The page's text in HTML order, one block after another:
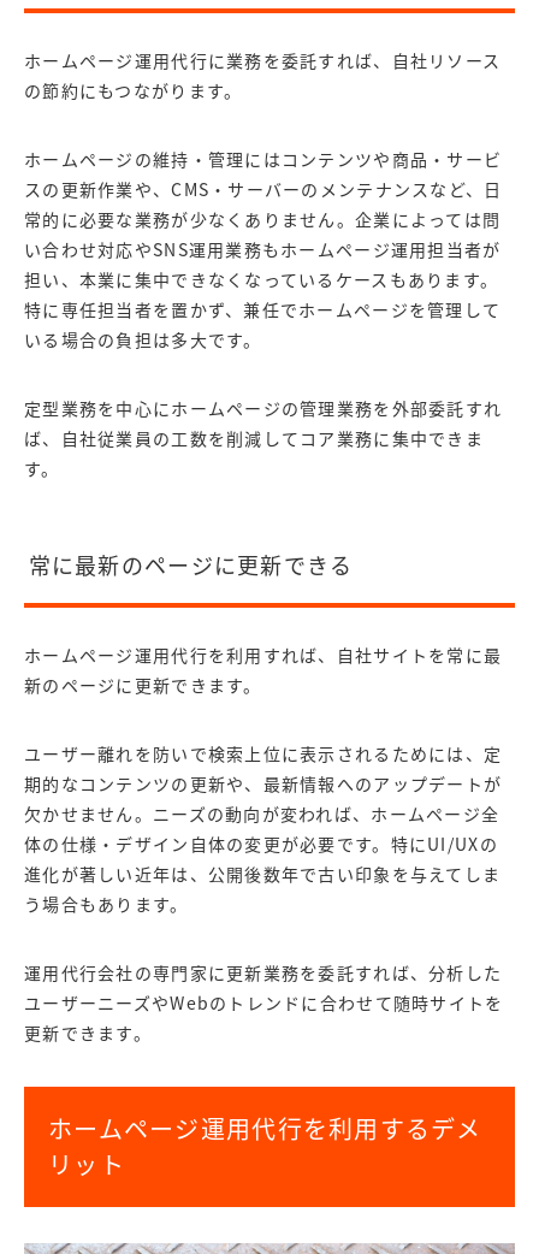
ホームページ運用代行に業務を委託すれば、自社リソース
の節約にもつながります。
ホームページの維持・管理にはコンテンツや商品・サービ
スの更新作業や、CMS・サーバーのメンテナンスなど、日
常的に必要な業務が少なくありません。企業によっては問
い合わせ対応やSNS運用業務もホームページ運用担当者が
担い、本業に集中できなくなっているケースもあります。
特に専任担当者を置かず、兼任でホームページを管理して
いる場合の負担は多大です。
定型業務を中心にホームページの管理業務を外部委託すれ
ば、自社従業員の工数を削減してコア業務に集中できま
す。
常に最新のページに更新できる
ホームページ運用代行を利用すれば、自社サイトを常に最
新のページに更新できます。
ユーザー離れを防いで検索上位に表示されるためには、定
期的なコンテンツの更新や、最新情報へのアップデートが
欠かせません。ニーズの動向が変われば、ホームページ全
体の仕様・デザイン自体の変更が必要です。特にUI/UXの
進化が著しい近年は、公開後数年で古い印象を与えてしま
う場合もありま す。
運用代行会社の専門家に更新業務を委託すれば、分析した
ユーザーニーズやWebのトレンドに合わせて随時サイトを
更新できます。
ホームページ運用代行を利用するデメ
リット